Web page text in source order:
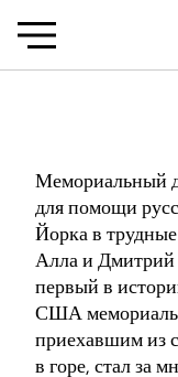
Мемориальный
для помощи
Йорка в
Алла и Дмитрий
первый в
США
приехавшим из
в горе, стал за